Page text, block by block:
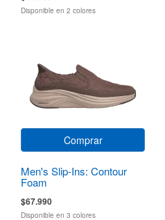
Disponible en 2 colores
Comprar
Men's Slip-Ins: Contour
Foam
$67.990
Disponible en 3 colores